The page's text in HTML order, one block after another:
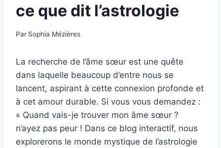
ce que dit l’astrologie
Par Sophia Mézières
La recherche de l’âme sœur est une quête
dans laquelle beaucoup d’entre nous se
lancent, aspirant à cette connexion profonde et
à cet amour durable. Si vous vous demandez :
« Quand vais-je trouver mon âme sœur ?
n’ayez pas peur ! Dans ce blog interactif, nous
explorerons le monde mystique de l’astrologie